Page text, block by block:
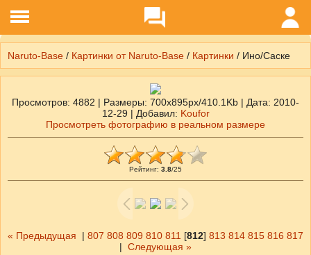
Naruto-Base / Картинки от Naruto-Base / Картинки / Ино/Саске
Просмотров: 4882 | Размеры: 700x895px/410.1Kb | Дата: 2010-
12-29 | Добавил: Koufor
Просмотреть фотографию в реальном размере
Рейтинг: 3.8/25
« Предыдущая | 807 808 809 810 811 [812] 813 814 815 816 817
| Следующая »